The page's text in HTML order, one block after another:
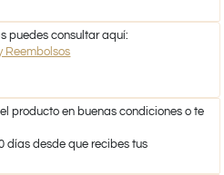
puedes consultar aquí:
Reembolsos
producto en buenas condiciones o te
días desde que recibes tus